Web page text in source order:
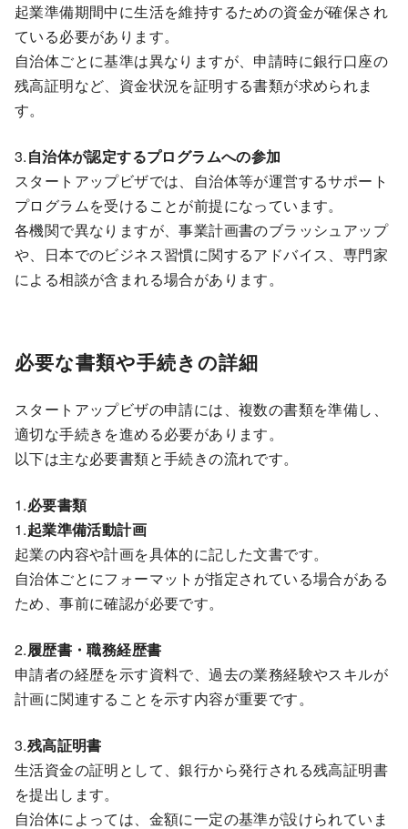
起業準備期間中に生活を維持するための資金が確保され
ている必要があります。
自治体ごとに基準は異なりますが、申請時に銀行口座の
残高証明など、資金状況を証明する書類が求められま
す。
3.自治体が認定するプログラムへの参加
スタートアップビザでは、自治体等が運営するサポート
プログラムを受けることが前提になっています。
各機関で異なりますが、事業計画書のブラッシュアップ
や、日本でのビジネス習慣に関するアドバイス、専門家
による相談が含まれる場合があります。
必要な書類や手続きの詳細
スタートアップビザの申請には、複数の書類を準備し、
適切な手続きを進める必要があります。
以下は主な必要書類と手続きの流れです。
1.必要書類
1.起業準備活動計画
起業の内容や計画を具体的に記した文書です。
自治体ごとにフォーマットが指定されている場合がある
ため、事前に確認が必要です。
2.履歴書・職務経歴書
申請者の経歴を示す資料で、過去の業務経験やスキルが
計画に関連することを示す内容が重要です。
3.残高証明書
生活資金の証明として、銀行から発行される残高証明書
を提出します。
自治体によっては、金額に一定の基準が設けられていま